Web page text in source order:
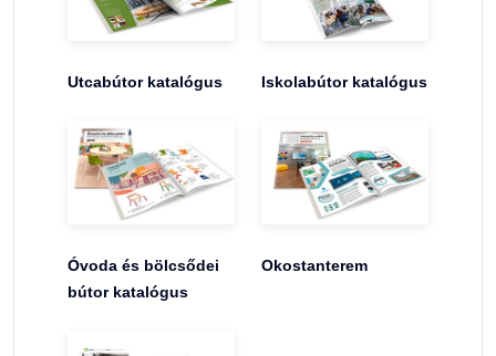
Utcabútor katalógus Iskolabútor katalógus
Óvoda és bölcsődei
bútor katalógus
Okostanterem